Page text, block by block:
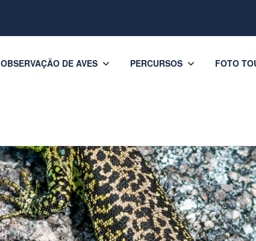
OBSERVAÇÃO DE AVES PERCURSOS FOTO